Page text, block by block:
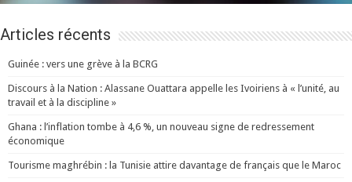
Articles récents
Guinée : vers une grève à la BCRG
Discours à la Nation : Alassane Ouattara appelle les Ivoiriens à « l’unité, au
travail et à la discipline »
Ghana : l’inflation tombe à 4,6 %, un nouveau signe de redressement
économique
Tourisme maghrébin : la Tunisie attire davantage de français que le Maroc